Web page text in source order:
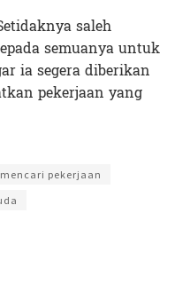
saleh
semuanya untuk
ia segera diberikan
pekerjaan yang
mencari pekerjaan